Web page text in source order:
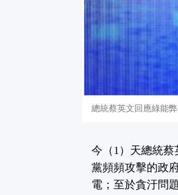
總統蔡英文回應綠能
今（1）天總統
黨頻頻攻擊的政
電；至於貪汙問